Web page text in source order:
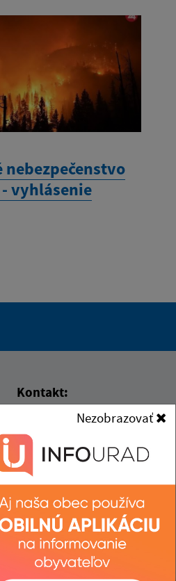
Nezobrazovať
nebezpečenstvo
vyhlásenie
Kontakt:
Obecný úrad Dlhé nad
Cirochou
Hlavná 187/87
067 82 Dlhé nad Cirochou
obec@dlhenadcirochou.sk
+421 57/ 762 22 42
IČO: 00322938